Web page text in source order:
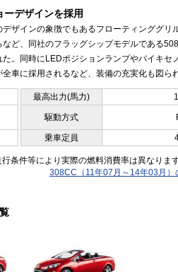
ーデザインを採用
ザインの象徴でもあるフローティンググリ
など、同社のフラッグシップモデルである
。同時にLEDポジションランプやバイキセ
全車に採用されるなど、装備の充実化も図ら
最高出力(馬力)
駆動方式
乗車定員
条件等により実際の燃料消費率は異なります
308CC（11年07月～14年03月）